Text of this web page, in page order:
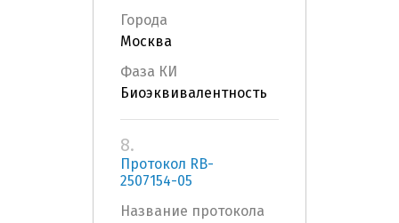
Города
Москва
Фаза КИ
Биоэквивалентность
8.
Протокол RB-
2507154-05
Название протокола